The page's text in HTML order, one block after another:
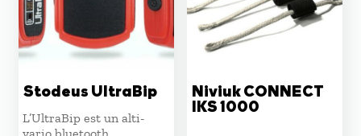
Stodeus UltraBip
L’UltraBip est un alti-
Niviuk CONNECT
IKS 1000